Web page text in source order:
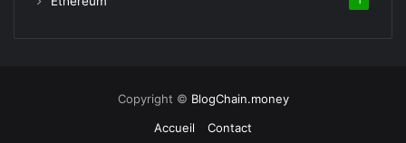
Copyright © BlogChain.money
Accueil
Contact